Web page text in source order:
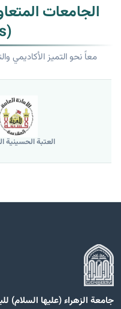
الجامعات
(MoUs)
معاً نحو التميز الأكاديمي
جامعة الزهراء (عليها السلام)